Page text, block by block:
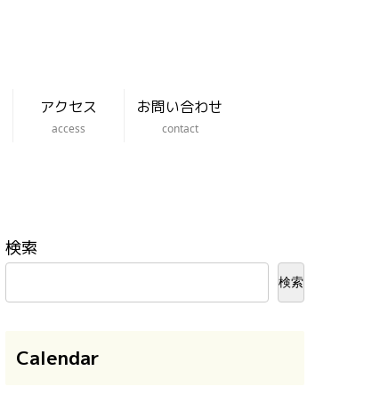
アクセス
access
お問い合わせ
contact
検索
検索
Calendar